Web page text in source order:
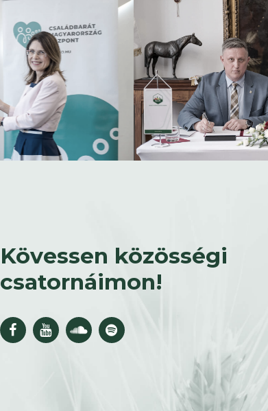
Kövessen közösségi
csatornáimon!